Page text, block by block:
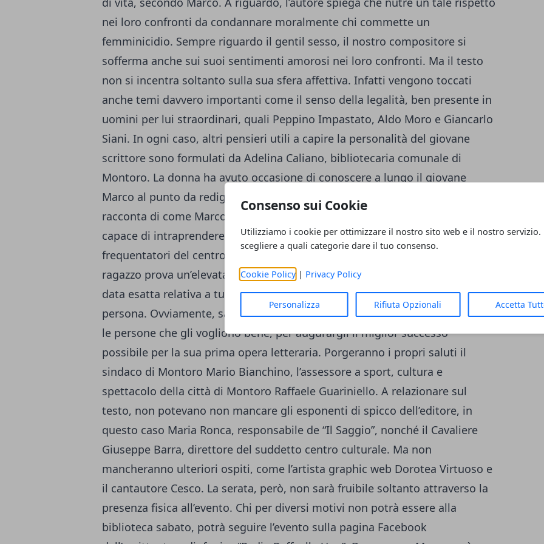
Consenso sui Cookie
Utilizziamo i cookie per ottimizzare il nostro sito web e il nostro servizio.
scegliere a quali categorie dare il tuo consenso.
Cookie Policy| Privacy Policy
Personalizza Rifiuta Opzionali Accetta
nei loro confronti da condannare moralmente chi commette un
femminicidio. Sempre riguardo il gentil sesso, il nostro compositore si
sofferma anche sui suoi sentimenti amorosi nei loro confronti. Ma il testo
non si incentra soltanto sulla sua sfera affettiva. Infatti vengono toccati
anche temi davvero importanti come il senso della legalità, ben presente in
uomini per lui straordinari, quali Peppino Impastato, Aldo Moro e Giancarlo
Siani. In ogni caso, altri pensieri utili a capire la personalità del giovane
scrittore sono formulati da Adelina Caliano, bibliotecaria comunale di
Montoro. La donna ha avuto occasione di conoscere a lungo il giovane
Marco al punto da redigere la prefazione al testo. A riguardo, Adelina
racconta di come Marco sia un frequentatore assiduo della biblioteca,
capace di intraprendere anche interessanti scambi dialettici con agli altri
frequentatori del centro culturale. Inoltre viene spiegato anche che il
ragazzo prova un’elevata sensibilità verso l’animo umano da ricordare la
data esatta relativa a tutti gli avvenimenti da cui si sente colpito in prima
persona. Ovviamente, sabato sera Marco sarà attorniato da tutti gli amici e
le persone che gli vogliono bene, per augurargli il miglior successo
possibile per la sua prima opera letteraria. Porgeranno i propri saluti il
sindaco di Montoro Mario Bianchino, l’assessore a sport, cultura e
spettacolo della città di Montoro Raffaele Guariniello. A relazionare sul
testo, non potevano non mancare gli esponenti di spicco dell’editore, in
questo caso Maria Ronca, responsabile de “Il Saggio”, nonché il Cavaliere
Giuseppe Barra, direttore del suddetto centro culturale. Ma non
mancheranno ulteriori ospiti, come l’artista graphic web Dorotea Virtuoso e
il cantautore Cesco. La serata, però, non sarà fruibile soltanto attraverso la
presenza fisica all’evento. Chi per diversi motivi non potrà essere alla
biblioteca sabato, potrà seguire l’evento sulla pagina Facebook